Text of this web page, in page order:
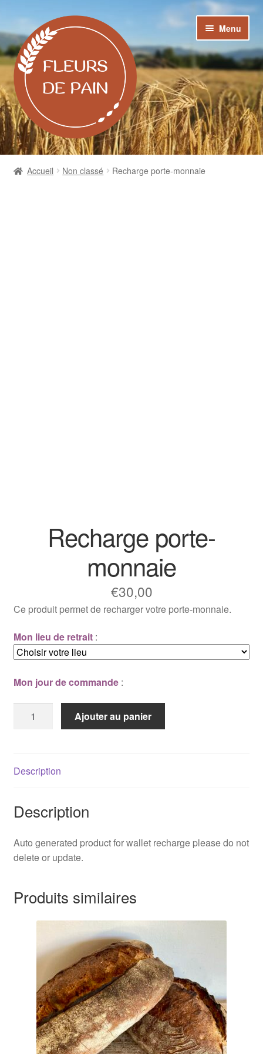
Aller
à
la
navigation
Aller
au
contenu
Menu
Fleurs de Pain
Accueil Non classé Recharge porte-monnaie
Recharge porte-
monnaie
€30,00
Ce produit permet de recharger votre porte-monnaie.
Mon lieu de retrait:
Mon jour de commande:
monnaie
Ajouter au panier
Description
Description
Auto generated product for wallet recharge please do not
delete or update.
Produits similaires